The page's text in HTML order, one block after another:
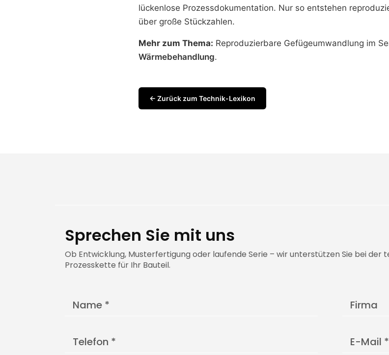
lückenlose Prozessdokumentation. Nur so entstehen
über große Stückzahlen.
Mehr zum Thema: Reproduzierbare Gefügeumwandlung im
Wärmebehandlung.
← Zurück zum Technik-Lexikon
Sprechen Sie mit uns
Ob Entwicklung, Musterfertigung oder laufende Serie – wir unterstützen Sie bei
Prozesskette für Ihr Bauteil.